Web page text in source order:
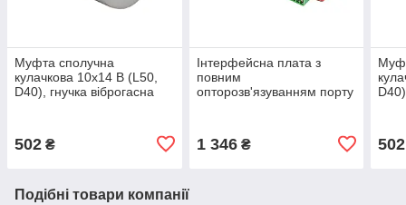
Муфта сполучна
кулачкова 10х14 В (L50,
D40), гнучка віброгасна
502 ₴
Інтерфейсна плата з
повним
опторозв'язуванням порту
1 346₴ 502
Подібні товари компанії